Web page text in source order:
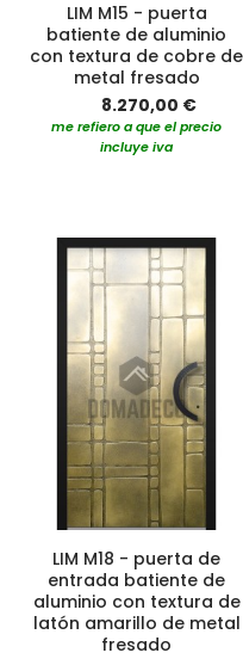
LIM M15 - puerta
batiente de aluminio
con textura de cobre de
metal fresado
8.270,00 €
me refiero a que el precio
incluye iva
LIM M18 - puerta de
entrada batiente de
aluminio con textura de
latón amarillo de metal
fresado